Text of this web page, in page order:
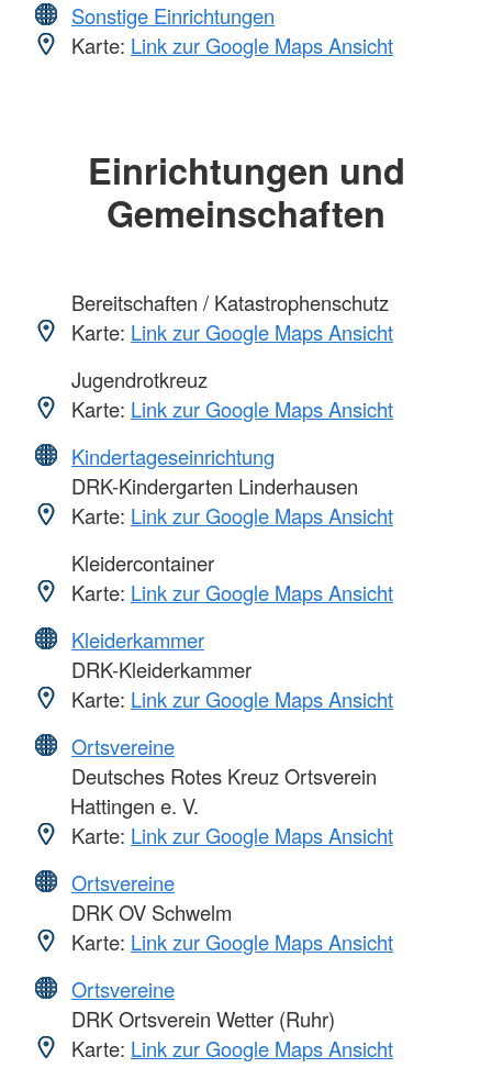
Sonstige Einrichtungen
Karte: Link zur Google Maps Ansicht
Einrichtungen und
Gemeinschaften
Bereitschaften / Katastrophenschutz
Karte: Link zur Google Maps Ansicht
Jugendrotkreuz
Karte: Link zur Google Maps Ansicht
Kindertageseinrichtung
DRK-Kindergarten Linderhausen
Karte: Link zur Google Maps Ansicht
Kleidercontainer
Karte: Link zur Google Maps Ansicht
Kleiderkammer
DRK-Kleiderkammer
Karte: Link zur Google Maps Ansicht
Ortsvereine
Deutsches Rotes Kreuz Ortsverein
Hattingen e. V.
Karte: Link zur Google Maps Ansicht
Ortsvereine
DRK OV Schwelm
Karte: Link zur Google Maps Ansicht
Ortsvereine
DRK Ortsverein Wetter (Ruhr)
Karte: Link zur Google Maps Ansicht